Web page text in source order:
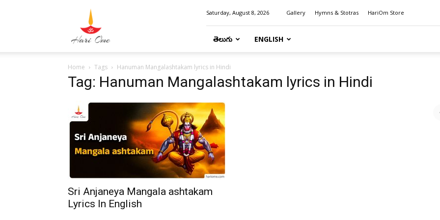
Saturday, August 8, 2026 Gallery Hymns & Stotras HariOm Store
తెలుగు ENGLISH
Home Tags Hanuman Mangalashtakam lyrics in Hindi
Tag: Hanuman Mangalashtakam lyrics in Hindi
Sri Anjaneya Mangala ashtakam
Lyrics In English